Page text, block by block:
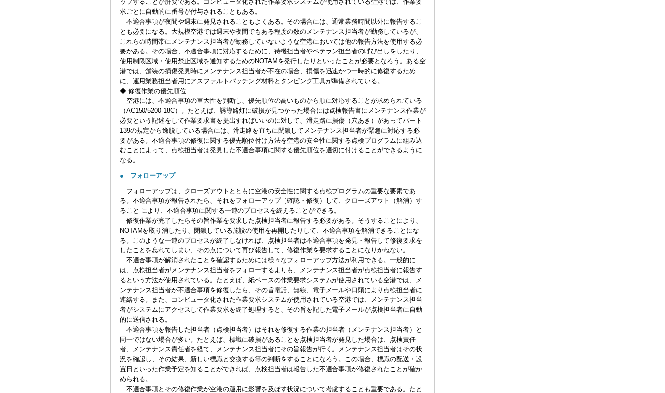
ップすることが肝要である。コンピュータ化された作業要求システムが使用されている空港では、作業要
求ごとに自動的に番号が付与されることもある。
不適合事項が夜間や週末に発見されることもよくある。その場合には、通常業務時間以外に報告するこ
とも必要になる。大規模空港では週末や夜間でもある程度の数のメンテナンス担当者が勤務しているが、
これらの時間帯にメンテナンス担当者が勤務していないような空港においては他の報告方法を使用する必
要がある。その場合、不適合事項に対応するために、待機担当者やベテラン担当者の呼び出しをしたり、
使用制限区域・使用禁止区域を通知するためのNOTAMを発行したりといったことが必要となろう。ある空
港では、舗装の損傷発見時にメンテナンス担当者が不在の場合、損傷を迅速かつ一時的に修復するため
に、運用業務担当者用にアスファルトパッチング材料とタンピング工具が準備されている。
◆ 修復作業の優先順位
空港には、不適合事項の重大性を判断し、優先順位の高いものから順に対応することが求められている
（AC150/5200-18C）。たとえば、誘導路灯に破損が見つかった場合には点検報告書にメンテナンス作業が
必要という記述をして作業要求書を提出すればいいのに対して、滑走路に損傷（穴あき）があってパート
139の規定から逸脱している場合には、滑走路を直ちに閉鎖してメンテナンス担当者が緊急に対応する必
要がある。不適合事項の修復に関する優先順位付け方法を空港の安全性に関する点検プログラムに組み込
むことによって、点検担当者は発見した不適合事項に関する優先順位を適切に付けることができるように
なる。
● フォローアップ
フォローアップは、クローズアウトとともに空港の安全性に関する点検プログラムの重要な要素であ
る。不適合事項が報告されたら、それをフォローアップ（確認・修復）して、クローズアウト（解消）す
ること により、不適合事項に関する一連のプロセスを終えることができる。
修復作業が完了したらその旨作業を要求した点検担当者に報告する必要がある。そうすることにより、
NOTAMを取り消したり、閉鎖している施設の使用を再開したりして、不適合事項を解消できることにな
る。このような一連のプロセスが終了しなければ、点検担当者は不適合事項を発見・報告して修復要求を
したことを忘れてしまい、その点について再び報告して、修復作業を要求することになりかねない。
不適合事項が解消されたことを確認するためには様々なフォローアップ方法が利用できる。一般的に
は、点検担当者がメンテナンス担当者をフォローするよりも、メンテナンス担当者が点検担当者に報告す
るという方法が使用されている。たとえば、紙ベースの作業要求システムが使用されている空港では、メ
ンテナンス担当者が不適合事項を修復したら、その旨電話、無線、電子メールや口頭により点検担当者に
連絡する。また、コンピュータ化された作業要求システムが使用されている空港では、メンテナンス担当
者がシステムにアクセスして作業要求を終了処理すると、その旨を記した電子メールが点検担当者に自動
的に送信される。
不適合事項を報告した担当者（点検担当者）はそれを修復する作業の担当者（メンテナンス担当者）と
同一ではない場合が多い。たとえば、標識に破損があることを点検担当者が発見した場合は、点検責任
者、メンテナンス責任者を経て、メンテナンス担当者にその旨報告が行く。メンテナンス担当者はその状
況を確認し、その結果、新しい標識と交換する等の判断をすることになろう。この場合、標識の配送・設
置日といった作業予定を知ることができれば、点検担当者は報告した不適合事項が修復されたことが確か
められる。
不適合事項とその修復作業が空港の運用に影響を及ぼす状況について考慮することも重要である。たと